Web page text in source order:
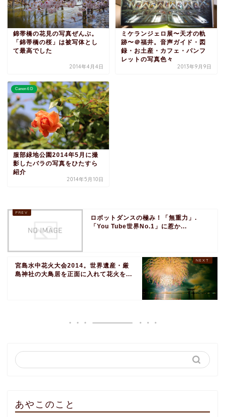
錦帯橋の花見の写真ぜんぶ。
「錦帯橋の桜」は被写体とし
て最高でした
2014年4月4日
ミケランジェロ展〜天才の軌
跡〜＠福井。音声ガイド・図
録・お土産・カフェ・パンフ
レットの写真色々
2013年9月9日
Canon６D
服部緑地公園2014年5月に撮
影したバラの写真をひたすら
紹介
2014年5月10日
ロボットダンスの極み！「無重力」.
「You Tube世界No.1」に惹か...
宮島水中花火大会2014。世界遺産・厳
島神社の大鳥居を正面に入れて花火を...
あやこのこと